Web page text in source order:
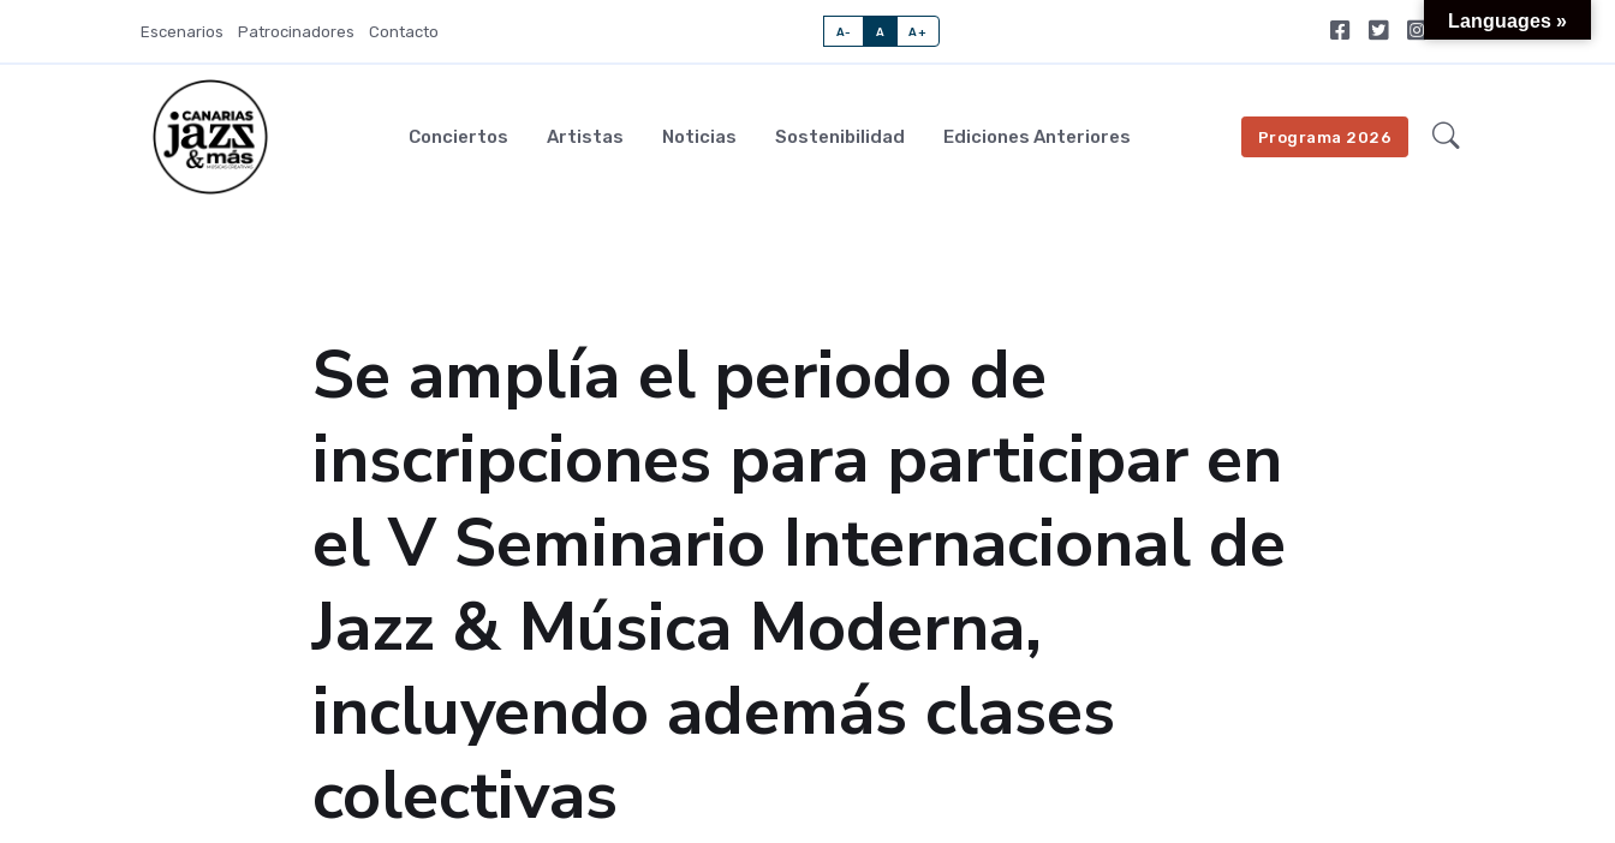
Escenarios Patrocinadores Contacto A- A A+
Conciertos Artistas Noticias Sostenibilidad Ediciones Anteriores Programa 2026
Se amplía el periodo de
inscripciones para participar en
el V Seminario Internacional de
Jazz & Música Moderna,
incluyendo además clases
colectivas
Languages »